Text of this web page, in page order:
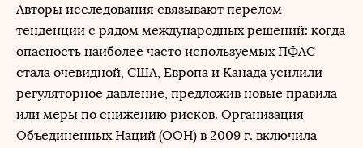
Авторы исследования связывают перелом
тенденции с рядом международных решений: когда
опасность наиболее часто используемых ПФАС
стала очевидной, США, Европа и Канада усилили
регуляторное давление, предложив новые правила
или меры по снижению рисков. Организация
Объединенных Наций (ООН) в 2009 г. включила